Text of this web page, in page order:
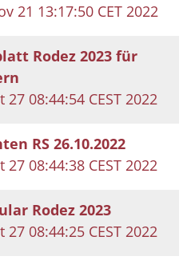
21 13:17:50 CET 2022
Rodez 2023 für
27 08:44:54 CEST 2022
RS 26.10.2022
27 08:44:38 CEST 2022
Rodez 2023
27 08:44:25 CEST 2022